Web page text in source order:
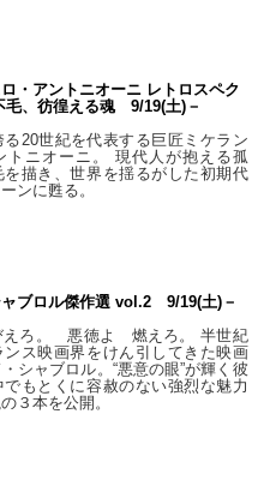
・アントニオーニ レトロスペク
毛、彷徨える魂 9/19(土)－
る20世紀を代表する巨匠ミケラン
トニオーニ。 現代人が抱える孤
を描き、世界を揺るがした初期代
ンに甦る。
ャブロル傑作選 vol.2 9/19(土)－
ろ。 悪徳よ 燃えろ。 半世紀
ンス映画界をけん引してきた映画
シャブロル。“悪意の眼”が輝く彼
もとくに容赦のない強烈な魅力
３本を公開。